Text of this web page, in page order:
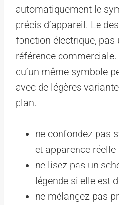
automatiquement le
précis d’appareil. Le
fonction électrique, pas
référence commerciale.
qu’un même symbole
avec de légères
plan.
ne confondez pas
et apparence réelle
ne lisez pas un
légende si elle est
ne mélangez pas